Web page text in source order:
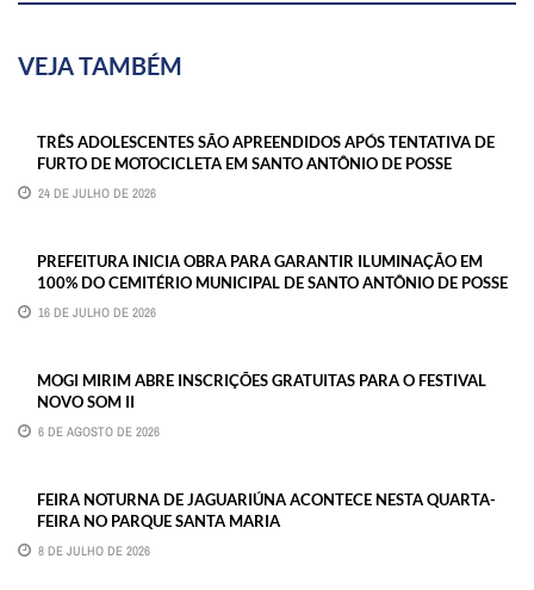
VEJA TAMBÉM
TRÊS ADOLESCENTES SÃO APREENDIDOS APÓS TENTATIVA DE
FURTO DE MOTOCICLETA EM SANTO ANTÔNIO DE POSSE
24 DE JULHO DE 2026
PREFEITURA INICIA OBRA PARA GARANTIR ILUMINAÇÃO EM
100% DO CEMITÉRIO MUNICIPAL DE SANTO ANTÔNIO DE POSSE
16 DE JULHO DE 2026
MOGI MIRIM ABRE INSCRIÇÕES GRATUITAS PARA O FESTIVAL
NOVO SOM II
6 DE AGOSTO DE 2026
FEIRA NOTURNA DE JAGUARIÚNA ACONTECE NESTA QUARTA-
FEIRA NO PARQUE SANTA MARIA
8 DE JULHO DE 2026